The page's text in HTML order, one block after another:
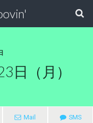
（月）
Mail SMS